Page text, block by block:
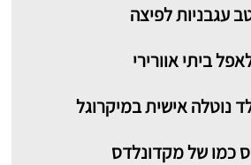
עגבניות לפיצה
ביתי אוורירי
נוטלה אישית במיקרוגל
כמו של מקדונלדס